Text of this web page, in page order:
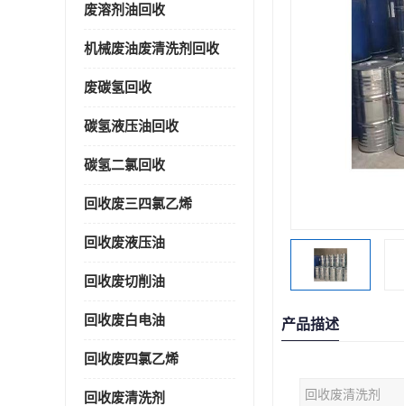
废溶剂油回收
机械废油废清洗剂回收
废碳氢回收
碳氢液压油回收
碳氢二氯回收
回收废三四氯乙烯
回收废液压油
回收废切削油
回收废白电油
回收废四氯乙烯
回收废清洗剂
产品描述
回收废清洗剂